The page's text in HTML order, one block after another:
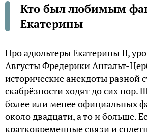
Кто был любимым
Екатерины
Про адюльтеры Екатерины II,
Августы Фредерики Ангальт-
исторические анекдоты разной
скабрёзности ходят до сих пор.
более или менее официальных
около двадцати, а то и больше.
кратковременные связи и